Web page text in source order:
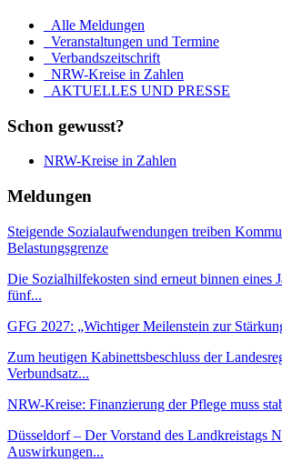
Alle Meldungen
Veranstaltungen und Termine
Verbandszeitschrift
NRW-Kreise in Zahlen
AKTUELLES UND PRESSE
Schon gewusst?
NRW-Kreise in Zahlen
Meldungen
Steigende Sozialaufwendungen treiben
Belastungsgrenze
Die Sozialhilfekosten sind erneut binnen eines
fünf...
GFG 2027: „Wichtiger Meilenstein zur
Zum heutigen Kabinettsbeschluss der
Verbundsatz...
NRW-Kreise: Finanzierung der Pflege muss
Düsseldorf – Der Vorstand des Landkreistags
Auswirkungen...